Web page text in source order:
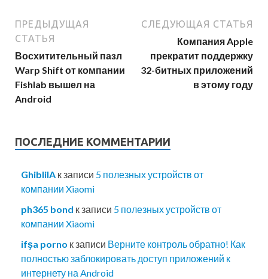
ПРЕДЫДУЩАЯ
СТАТЬЯ
Восхитительный пазл
Warp Shift от компании
Fishlab вышел на
Android
СЛЕДУЮЩАЯ СТАТЬЯ
Компания Apple
прекратит поддержку
32-битных приложений
в этому году
ПОСЛЕДНИЕ КОММЕНТАРИИ
GhibliIA к записи 5 полезных устройств от
компании Xiaomi
ph365 bond к записи 5 полезных устройств от
компании Xiaomi
ifşa porno к записи Верните контроль обратно! Как
полностью заблокировать доступ приложений к
интернету на Android